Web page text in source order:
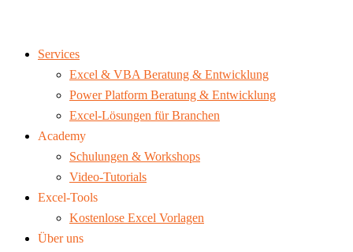
Services
Excel & VBA Beratung & Entwicklung
Power Platform Beratung & Entwicklung
Excel-Lösungen für Branchen
Academy
Schulungen & Workshops
Video-Tutorials
Excel-Tools
Kostenlose Excel Vorlagen
Über uns